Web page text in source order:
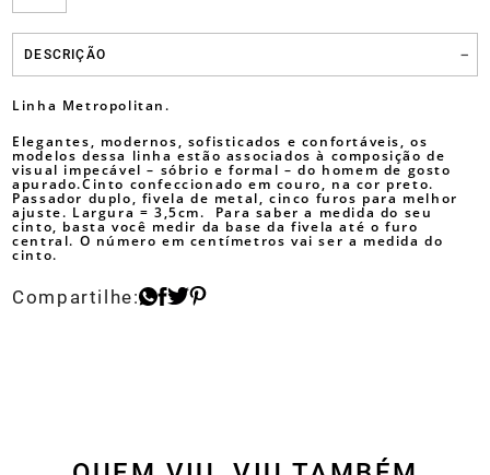
DESCRIÇÃO
Linha Metropolitan.
Elegantes, modernos, sofisticados e confortáveis, os
modelos dessa linha estão associados à composição de
visual impecável – sóbrio e formal – do homem de gosto
apurado.Cinto confeccionado em couro, na cor preto.
Passador duplo, fivela de metal, cinco furos para melhor
ajuste. Largura = 3,5cm. Para saber a medida do seu
cinto, basta você medir da base da fivela até o furo
central. O número em centímetros vai ser a medida do
cinto.